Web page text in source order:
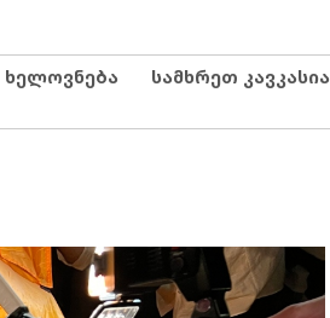
ხელოვნება სამხრეთ კავკასია